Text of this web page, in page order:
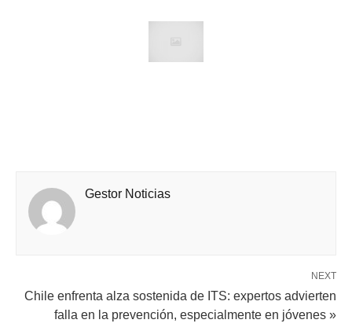
Gestor Noticias
NEXT
Chile enfrenta alza sostenida de ITS: expertos advierten
falla en la prevención, especialmente en jóvenes »